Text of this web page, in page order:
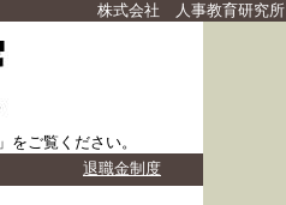
株式会社 人事教育研究所
」をご覧ください。
退職金制度